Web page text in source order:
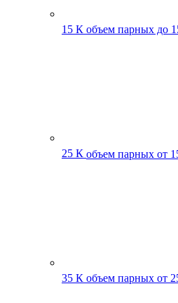
15 К объем парных до
25 К объем парных от
35 К объем парных от